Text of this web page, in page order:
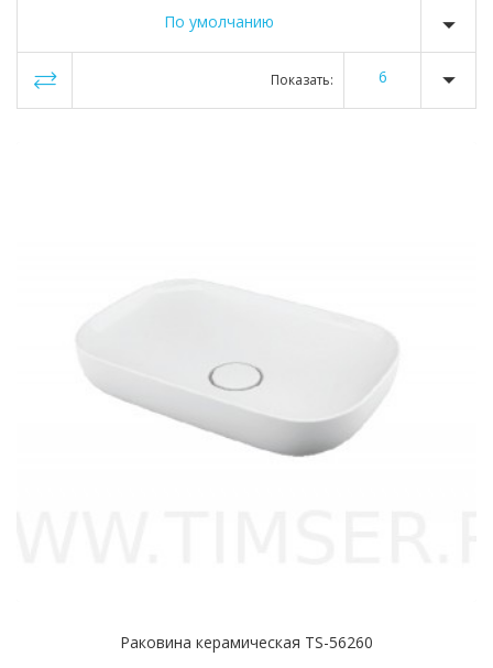
По умолчанию
Показать: 6
Раковина керамическая TS-56260